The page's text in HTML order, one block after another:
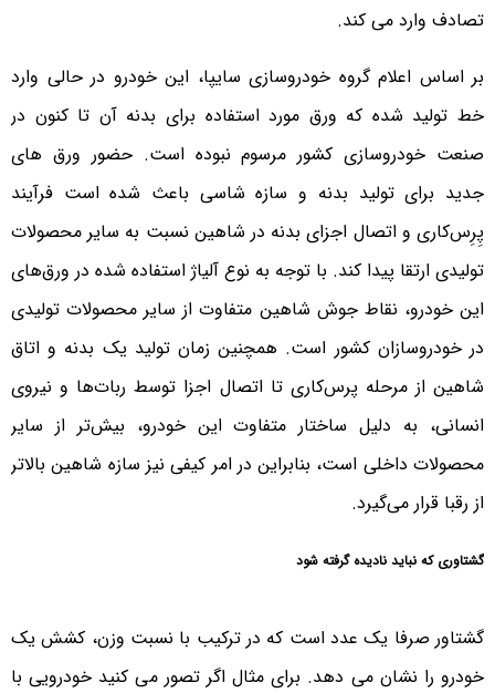
تصادف وارد می کند.
بر اساس اعلام گروه خودروسازی سایپا، این خودرو در حالی وارد
خط تولید شده که ورق مورد استفاده برای بدنه آن تا کنون در
صنعت خودروسازی کشور مرسوم نبوده است. حضور ورق های
جدید برای تولید بدنه و سازه شاسی باعث شده است فرآیند
پِرِس‌کاری و اتصال اجزای بدنه در شاهین نسبت به سایر محصولات
تولیدی ارتقا پیدا کند. با توجه به نوع آلیاژ استفاده شده در ورق‌های
این خودرو، نقاط جوش شاهین متفاوت از سایر محصولات تولیدی
در خودروسازان کشور است. همچنین زمان تولید یک بدنه و اتاق
شاهین از مرحله پرس‌کاری تا اتصال اجزا توسط ربات‌ها و نیروی
انسانی، به دلیل ساختار متفاوت این خودرو، بیش‌تر از سایر
محصولات داخلی است، بنابراین در امر کیفی نیز سازه شاهین بالاتر
از رقبا قرار می‌گیرد.
گشتاوری که نباید نادیده گرفته شود
گشتاور صرفا یک عدد است که در ترکیب با نسبت وزن، کشش یک
خودرو را نشان می دهد. برای مثال اگر تصور می کنید خودرویی با